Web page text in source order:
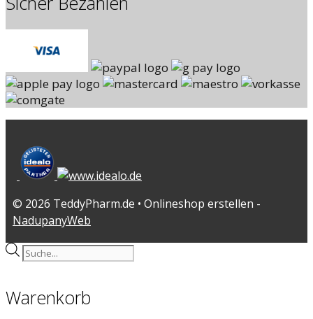
© 2026 TeddyPharm.de • Onlineshop erstellen -
NadupanyWeb
Products
Warenkorb